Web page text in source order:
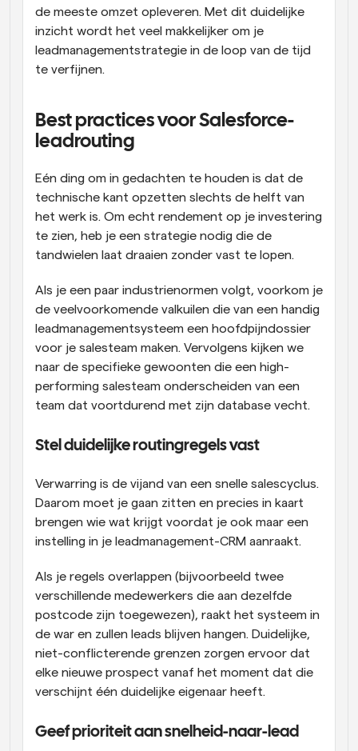
de meeste omzet opleveren. Met dit duidelijke
inzicht wordt het veel makkelijker om je
leadmanagementstrategie in de loop van de tijd
te verfijnen.
Best practices voor Salesforce-
leadrouting
Eén ding om in gedachten te houden is dat de
technische kant opzetten slechts de helft van
het werk is. Om echt rendement op je investering
te zien, heb je een strategie nodig die de
tandwielen laat draaien zonder vast te lopen.
Als je een paar industrienormen volgt, voorkom je
de veelvoorkomende valkuilen die van een handig
leadmanagementsysteem een hoofdpijndossier
voor je salesteam maken. Vervolgens kijken we
naar de specifieke gewoonten die een high-
performing salesteam onderscheiden van een
team dat voortdurend met zijn database vecht.
Stel duidelijke routingregels vast
Verwarring is de vijand van een snelle salescyclus.
Daarom moet je gaan zitten en precies in kaart
brengen wie wat krijgt voordat je ook maar een
instelling in je leadmanagement-CRM aanraakt.
Als je regels overlappen (bijvoorbeeld twee
verschillende medewerkers die aan dezelfde
postcode zijn toegewezen), raakt het systeem in
de war en zullen leads blijven hangen. Duidelijke,
niet-conflicterende grenzen zorgen ervoor dat
elke nieuwe prospect vanaf het moment dat die
verschijnt één duidelijke eigenaar heeft.
Geef prioriteit aan snelheid-naar-lead